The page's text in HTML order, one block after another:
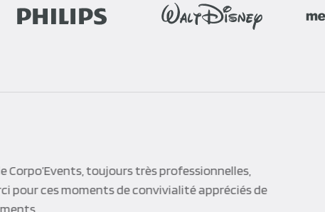
d’une journée de team buiding qu’à un
qui a su faire preuve d’une bonne écoute,
à taille humaine qui sait se montrer